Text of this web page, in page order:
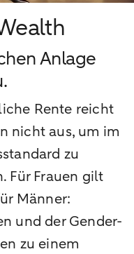
Anlage
Rente reicht
nicht aus, um im
zu
Für Frauen gilt
Männer:
und der Gender-
zu einem